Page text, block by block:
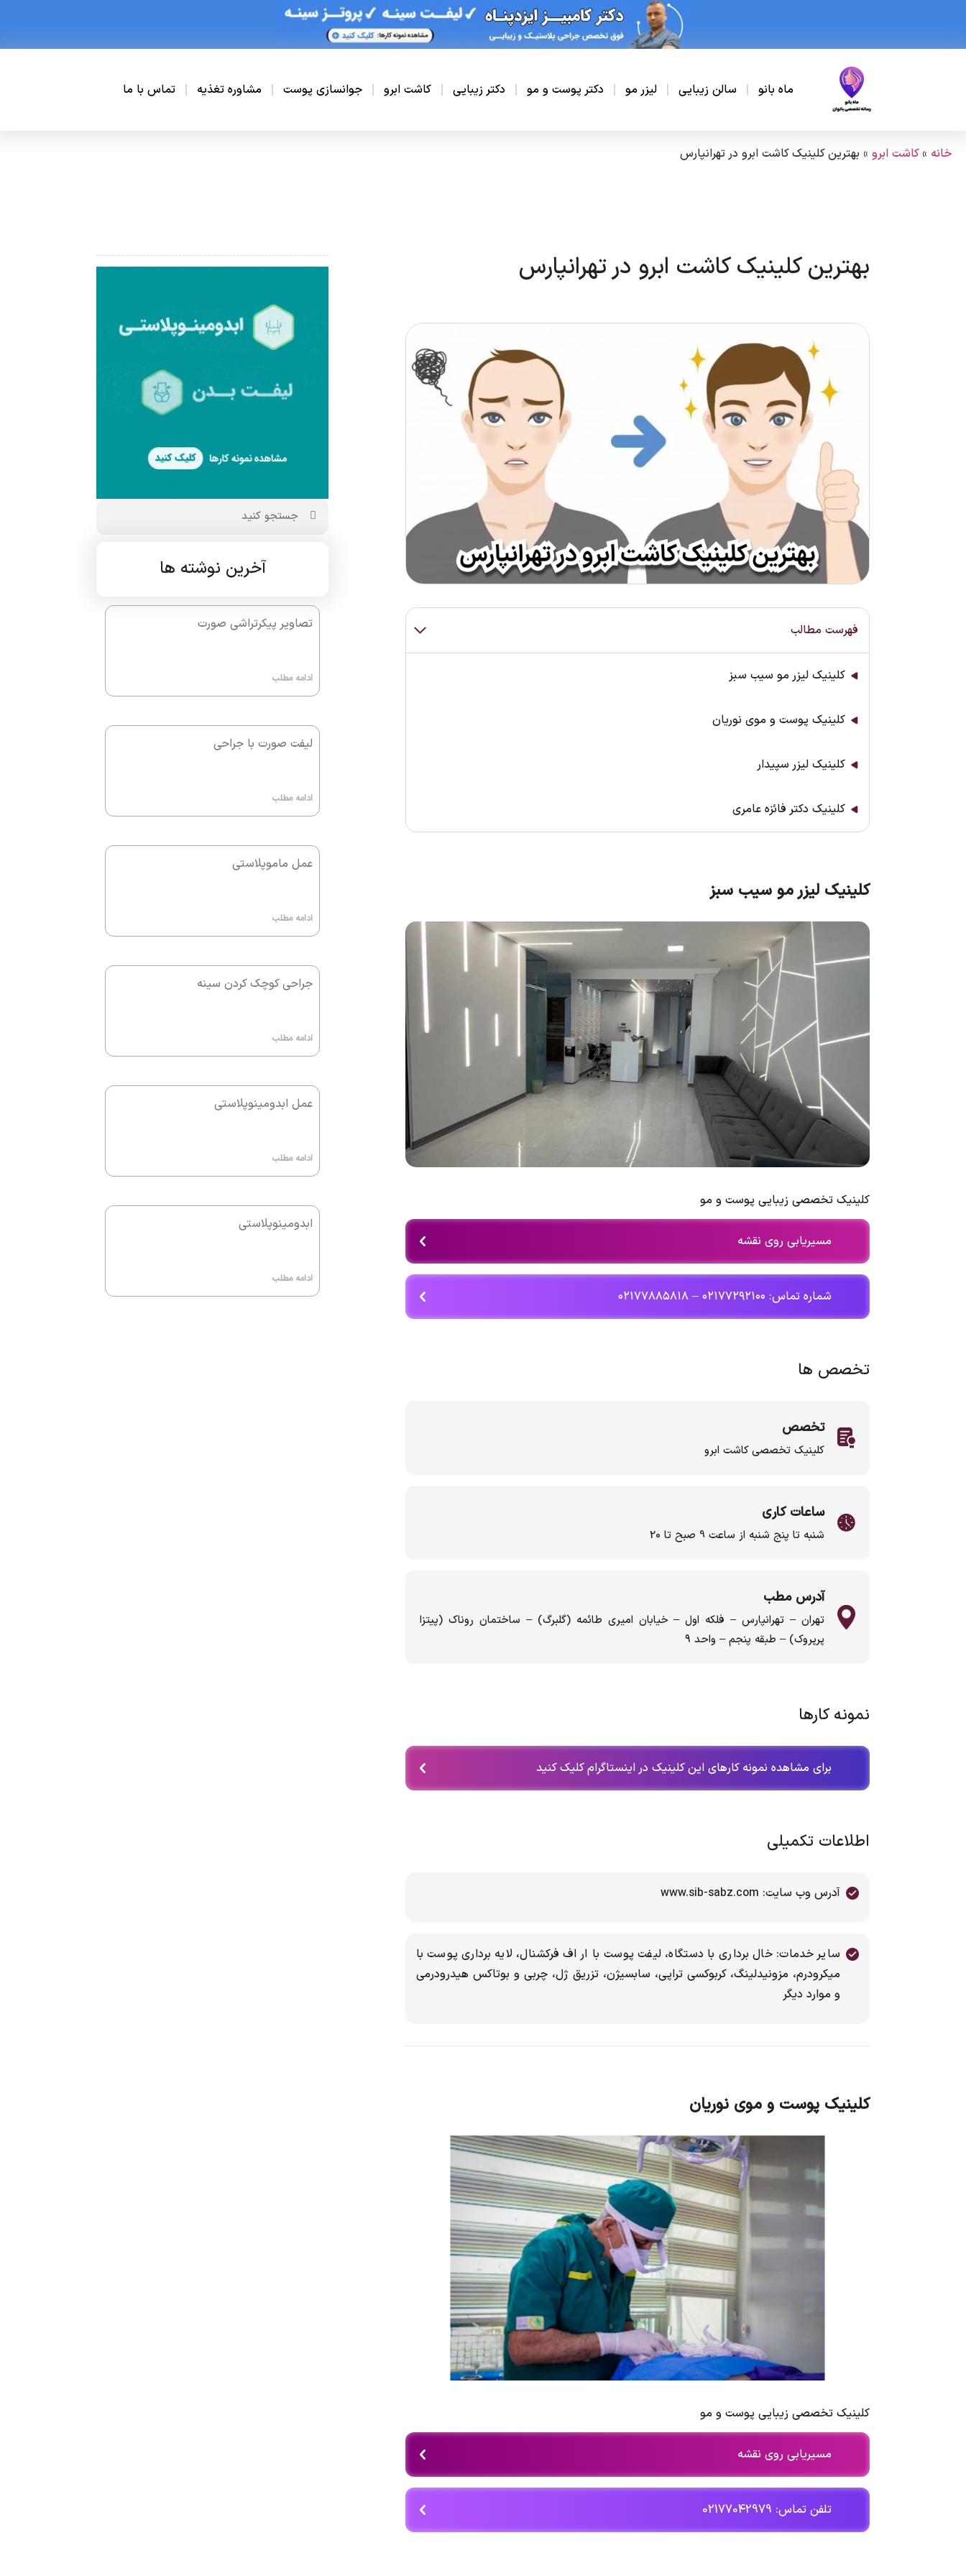
ماه بانو سالن زیبایی لیزر مو دکتر پوست و مو دکتر زیبایی کاشت ابرو جوانسازی پوست مشاوره تغذیه تماس با ما
خانه » کاشت ابرو » بهترین کلینیک کاشت ابرو در تهرانپارس
بهترین کلینیک کاشت ابرو در تهرانپارس
فهرست مطالب
کلینیک لیزر مو سیب سبز
کلینیک پوست و موی نوریان
کلینیک لیزر سپیدار
کلینیک دکتر فائزه عامری
کلینیک لیزر مو سیب سبز
کلینیک تخصصی زیبایی پوست و مو
مسیریابی روی نقشه
شماره تماس: ۰۲۱۷۷۲۹۲۱۰۰ – ۰۲۱۷۷۸۸۵۸۱۸
تخصص ها
تخصص
کلینیک تخصصی کاشت ابرو
ساعات کاری
شنبه تا پنج شنبه از ساعت 9 صبح تا 20
آدرس مطب
تهران – تهرانپارس – فلکه اول – خیابان امیری طائمه (گلبرگ) – ساختمان روناک (پیتزا
پرپروک) – طبقه پنجم – واحد ۹
نمونه کارها
برای مشاهده نمونه کارهای این کلینیک در اینستاگرام کلیک کنید
اطلاعات تکمیلی
آدرس وب سایت: www.sib-sabz.com
سایر خدمات: خال برداری با دستگاه، لیفت پوست با ار اف فرکشنال، لایه برداری پوست با
میکرودرم، مزونیدلینگ، کربوکسی تراپی، سابسیژن، تزریق ژل، چربی و بوتاکس هیدرودرمی
و موارد دیگر
کلینیک پوست و موی نوریان
کلینیک تخصصی زیبایی پوست و مو
مسیریابی روی نقشه
تلفن تماس: 02177042979
آخرین نوشته ها
تصاویر پیکرتراشی صورت
ادامه مطلب
لیفت صورت با جراحی
ادامه مطلب
عمل ماموپلاستی
ادامه مطلب
جراحی کوچک کردن سینه
ادامه مطلب
عمل ابدومینوپلاستی
ادامه مطلب
ابدومینوپلاستی
ادامه مطلب